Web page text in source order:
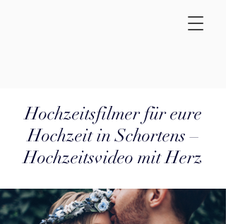
Hochzeitsfilmer für eure
Hochzeit in Schortens –
Hochzeitsvideo mit Herz